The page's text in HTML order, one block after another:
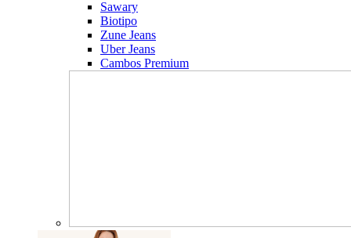
Sawary
Biotipo
Zune Jeans
Uber Jeans
Cambos Premium